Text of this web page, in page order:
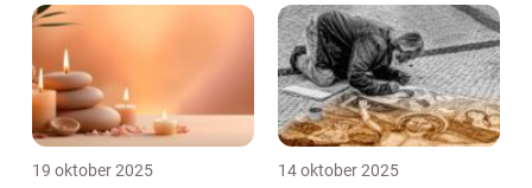
19 oktober 2025 14 oktober 2025